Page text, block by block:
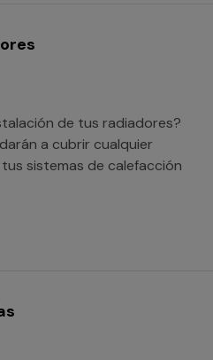
de tus radiadores?
a cubrir cualquier
sistemas de calefacción